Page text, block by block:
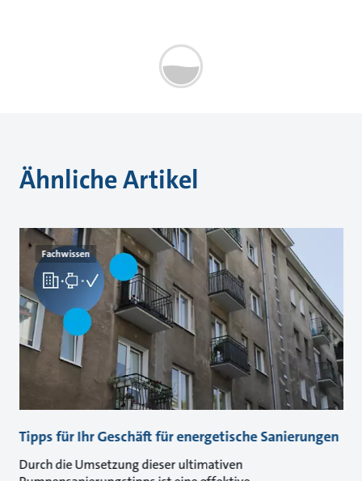
Ähnliche Artikel
Fachwissen
Tipps für Ihr Geschäft für energetische Sanierungen
Durch die Umsetzung dieser ultimativen